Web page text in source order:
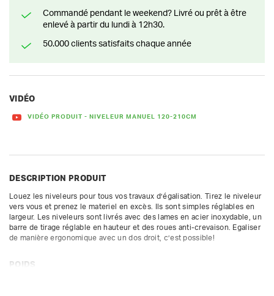
Commandé pendant le weekend? Livré ou prêt à être
enlevé à partir du lundi à 12h30.
50.000 clients satisfaits chaque année
VIDÉO
VIDÉO PRODUIT - NIVELEUR MANUEL 120-210CM
DESCRIPTION PRODUIT
Louez les niveleurs pour tous vos travaux d’égalisation. Tirez le niveleur
vers vous et prenez le materiel en excès. Ils sont simples réglables en
largeur. Les niveleurs sont livrés avec des lames en acier inoxydable, un
barre de tirage réglable en hauteur et des roues anti-crevaison. Egaliser
de manière ergonomique avec un dos droit, c’est possible!
POIDS